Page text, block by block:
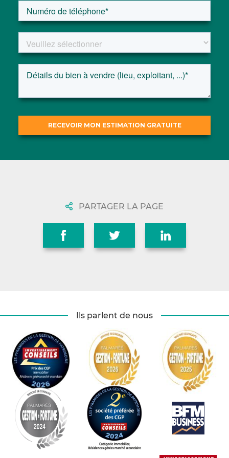
PARTAGER LA PAGE
Ils parlent de nous